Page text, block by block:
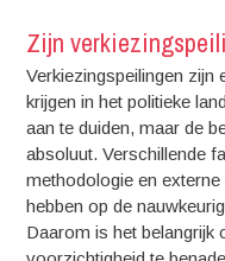
Zijn
Verkiezingspeilingen zijn
krijgen in het politieke
aan te duiden, maar de
absoluut. Verschillende
methodologie en
hebben op de
Daarom is het belangrijk